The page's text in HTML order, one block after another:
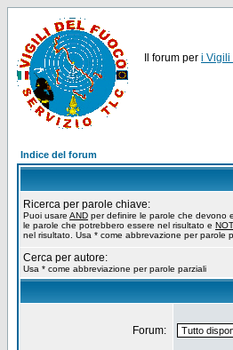
Il forum per i Vigili
Indice del forum
Ricerca per parole chiave:
Puoi usare AND per definire le parole che devono
le parole che potrebbero essere nel risultato e NOT
nel risultato. Usa * come abbrevazione per parole
Cerca per autore:
Usa * come abbreviazione per parole parziali
Forum: